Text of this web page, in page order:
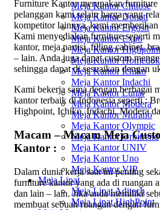
Meja Kantor Chitose
Meja Kantor Donati
Meja Kantor Ergosit
Meja Kantor Expo
Meja Kantor Highpoint
Meja Kantor
Meja Kantor Ichiko
Meja Kantor Indachi
Meja Kantor Lunar
Meja Kantor Modera
Meja Kantor Murano
Meja Kantor Olympic
Meja Kantor Orbitrend
Meja Kantor UNIV
Meja Kantor Uno
Meja Kantor VIP
Meja Lipat
Meja Lipat Aditech
Meja Lipat HighPoint
Furniture Kantor merupakan
pelanggan kami selain harga yang
kompetitor lainnya, kami
Kami menyediakan furniture seperti
kantor, meja partisi, filling cabinet,
– lain. Anda juga dapat custom
sehingga dapat di sesuaikan dengan
Kami bekerja sama dengan berbagai
kantor terbaik di Indonesia seperti :
Highpoint, Ichiko, Indachi, Modera
Macam – Macam Meja
Kantor :
Dalam dunia kerja saat ini penting
furniture kantor yang ada di ruangan
dan lain – lain. Jika anda memiliki
membuat sebuah ruangan dengan